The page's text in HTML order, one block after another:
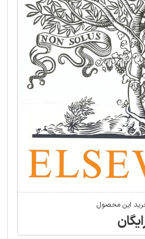
این محصول